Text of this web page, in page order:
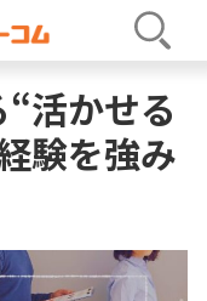
書
活かせる
験を強み